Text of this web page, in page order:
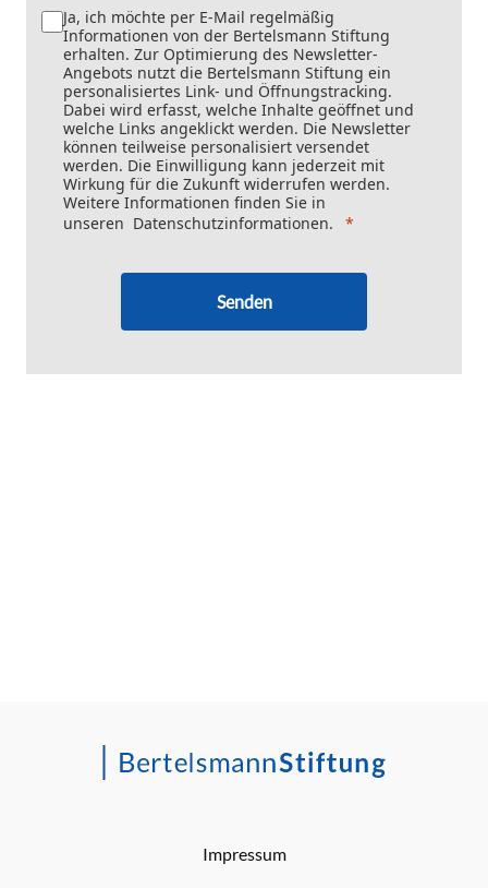
Ja, ich möchte per E-Mail regelmäßig
Informationen von der Bertelsmann Stiftung
erhalten. Zur Optimierung des Newsletter-
Angebots nutzt die Bertelsmann Stiftung ein
personalisiertes Link- und Öffnungstracking.
Dabei wird erfasst, welche Inhalte geöffnet und
welche Links angeklickt werden. Die Newsletter
können teilweise personalisiert versendet
werden. Die Einwilligung kann jederzeit mit
Wirkung für die Zukunft widerrufen werden.
Weitere Informationen finden Sie in
unseren Datenschutzinformationen.
Senden
Impressum